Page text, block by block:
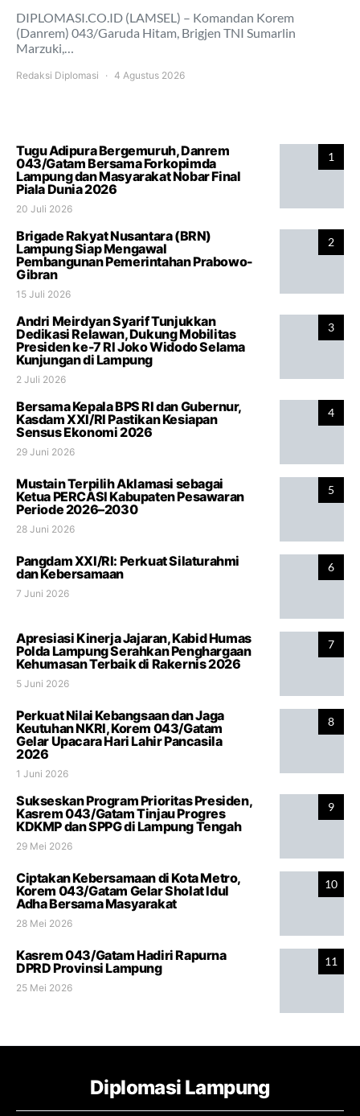
DIPLOMASI.CO.ID (LAMSEL) – Komandan Korem
(Danrem) 043/Garuda Hitam, Brigjen TNI Sumarlin
Marzuki,…
Redaksi Diplomasi 4 Agustus 2026
1
Tugu Adipura Bergemuruh, Danrem
043/Gatam Bersama Forkopimda
Lampung dan Masyarakat Nobar Final
Piala Dunia 2026
20 Juli 2026
2
Brigade Rakyat Nusantara (BRN)
Lampung Siap Mengawal
Pembangunan Pemerintahan Prabowo-
Gibran
15 Juli 2026
3
Andri Meirdyan Syarif Tunjukkan
Dedikasi Relawan, Dukung Mobilitas
Presiden ke-7 RI Joko Widodo Selama
Kunjungan di Lampung
2 Juli 2026
4
Bersama Kepala BPS RI dan Gubernur,
Kasdam XXI/RI Pastikan Kesiapan
Sensus Ekonomi 2026
29 Juni 2026
5
Mustain Terpilih Aklamasi sebagai
Ketua PERCASI Kabupaten Pesawaran
Periode 2026–2030
28 Juni 2026
6
Pangdam XXI/RI: Perkuat Silaturahmi
dan Kebersamaan
7 Juni 2026
7
Apresiasi Kinerja Jajaran, Kabid Humas
Polda Lampung Serahkan Penghargaan
Kehumasan Terbaik di Rakernis 2026
5 Juni 2026
8
Perkuat Nilai Kebangsaan dan Jaga
Keutuhan NKRI, Korem 043/Gatam
Gelar Upacara Hari Lahir Pancasila
2026
1 Juni 2026
9
Sukseskan Program Prioritas Presiden,
Kasrem 043/Gatam Tinjau Progres
KDKMP dan SPPG di Lampung Tengah
29 Mei 2026
10
Ciptakan Kebersamaan di Kota Metro,
Korem 043/Gatam Gelar Sholat Idul
Adha Bersama Masyarakat
28 Mei 2026
11
Kasrem 043/Gatam Hadiri Rapurna
DPRD Provinsi Lampung
25 Mei 2026
Diplomasi Lampung